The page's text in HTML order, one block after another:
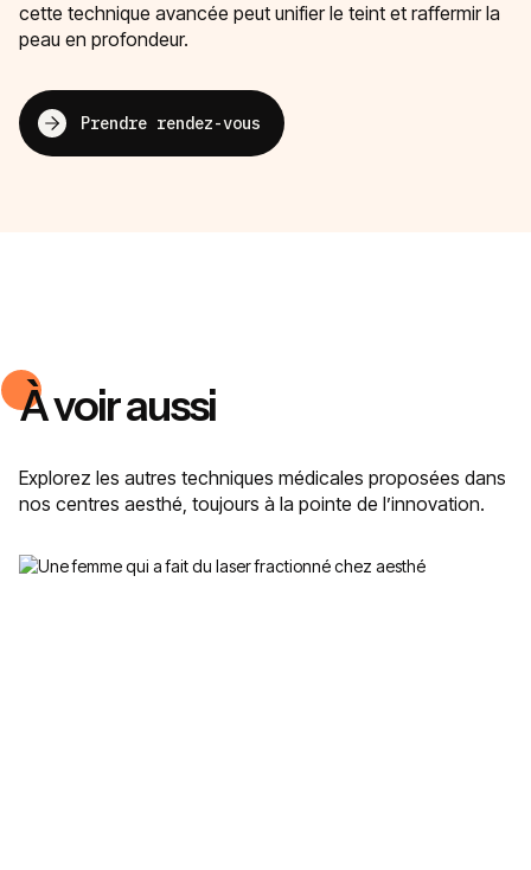
cette technique avancée peut unifier le teint et raffermir la
peau en profondeur.
Prendre rendez-vous
À voir aussi
Explorez les autres techniques médicales proposées dans
nos centres aesthé, toujours à la pointe de l’innovation.